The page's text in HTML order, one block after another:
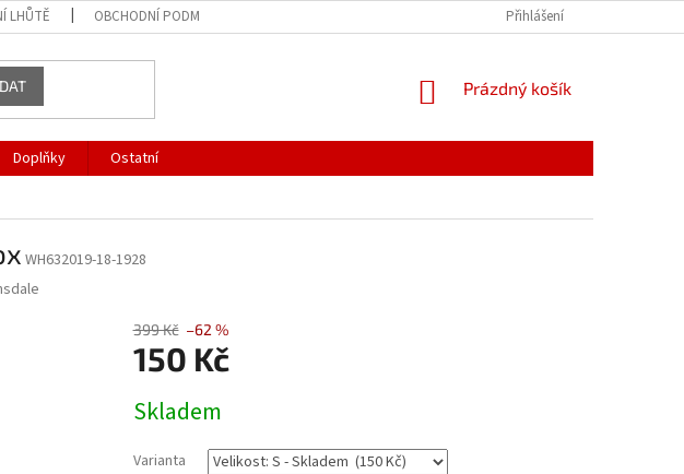
LHŮTĚ OBCHODNÍ PODMÍNKY PODMÍNKY ZPRACOVÁNÍ OSOBNÍCH ÚDAJŮ
Přihlášení
NÁKUPNÍ
Prázdný košík
Doplňky
Ostatní
WH632019-18-1928
399 Kč –62 %
150 Kč
cena:
Skladem
Varianta